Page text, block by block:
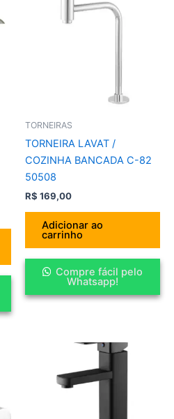
TORNEIRAS
TORNEIRA LAVAT /
COZINHA BANCADA C-82
50508
R$ 169,00
Adicionar ao
carrinho
Compre fácil pelo
Whatsapp!